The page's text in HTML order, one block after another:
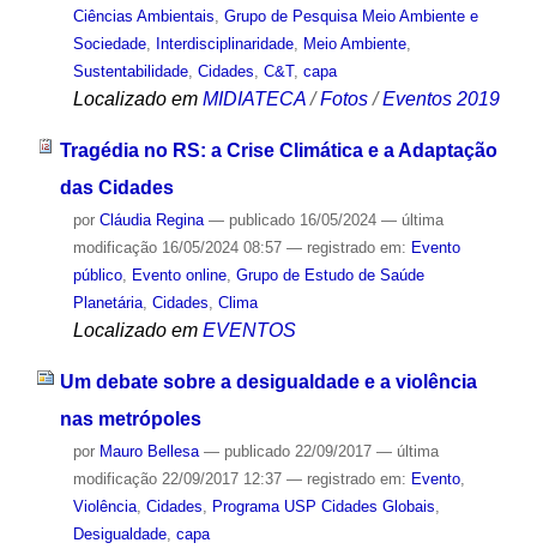
Ciências Ambientais, Grupo de Pesquisa Meio Ambiente e
Sociedade, Interdisciplinaridade, Meio Ambiente,
Sustentabilidade, Cidades, C&T, capa
Localizado em MIDIATECA /Fotos /Eventos 2019
Tragédia no RS: a Crise Climática e a Adaptação
das Cidades
por Cláudia Regina — publicado16/05/2024 — última
modificação16/05/2024 08:57 — registrado em: Evento
público, Evento online, Grupo de Estudo de Saúde
Planetária, Cidades, Clima
Localizado em EVENTOS
Um debate sobre a desigualdade e a violência
nas metrópoles
por Mauro Bellesa — publicado22/09/2017 — última
modificação22/09/2017 12:37 — registrado em: Evento,
Violência, Cidades Programa USP Cidades Globais
Desigualdade, capa